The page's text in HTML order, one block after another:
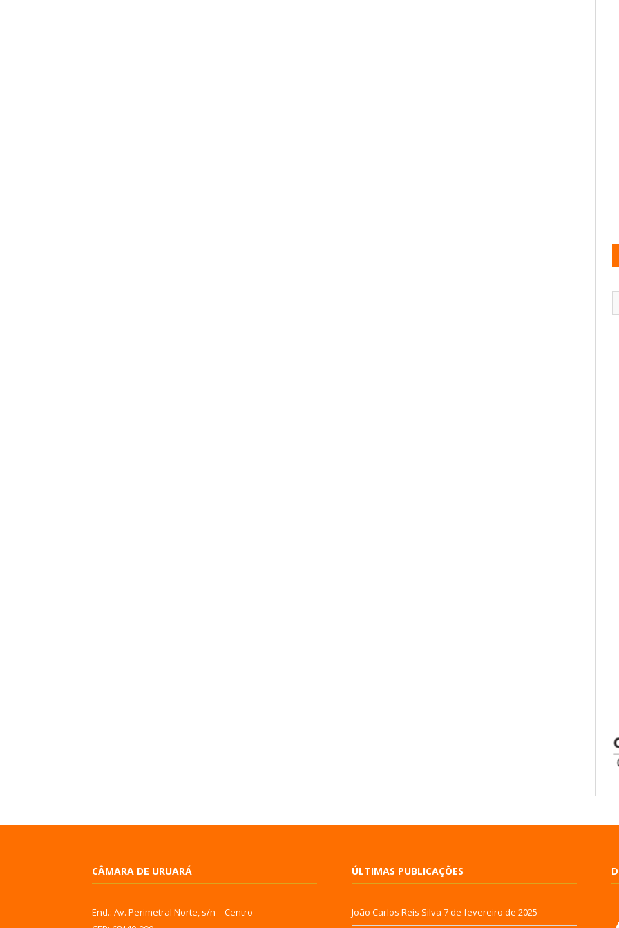
CÂMARA DE URUARÁ
End.: Av. Perimetral Norte, s/n – Centro
ÚLTIMAS PUBLICAÇÕES
João Carlos Reis Silva 7 de fevereiro de 2025